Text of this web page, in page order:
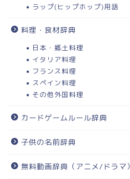
ラップ(ヒップホップ)用語
料理・食材辞典
日本・郷土料理
イタリア料理
フランス料理
スペイン料理
その他外国料理
カードゲームルール辞典
子供の名前辞典
無料動画辞典（アニメ/ドラマ）